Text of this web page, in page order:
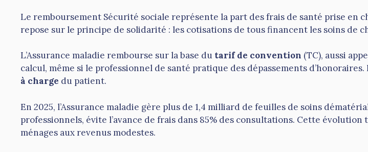
Le remboursement Sécurité sociale représente la part des frais de santé prise en
repose sur le principe de solidarité : les cotisations de tous financent les soins de
L’Assurance maladie rembourse sur la base du tarif de convention (TC), aussi
calcul, même si le professionnel de santé pratique des dépassements
à charge du patient.
En 2025, l’Assurance maladie gère plus de 1,4 milliard de feuilles de soins
professionnels, évite l’avance de frais dans 85% des consultations. Cette
ménages aux revenus modestes.